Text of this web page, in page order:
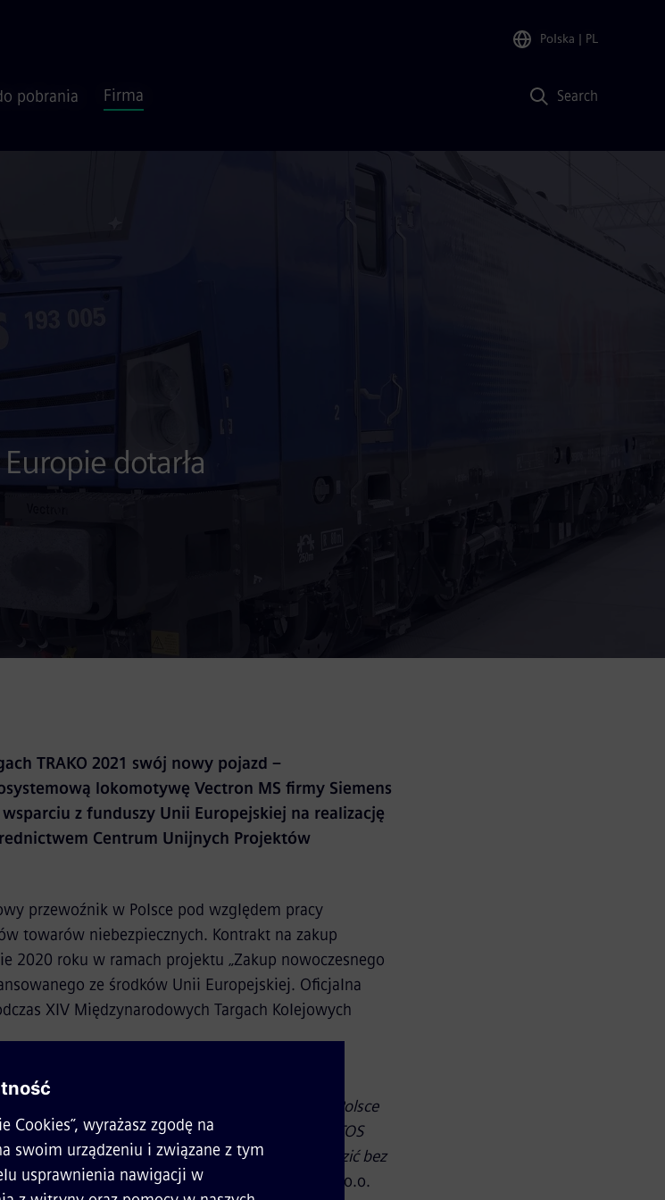
Polska | PL
pobrania Firma Search
dotarła
TRAKO 2021 swój nowy pojazd –
lokomotywę Vectron MS firmy Siemens
z funduszy Unii Europejskiej na realizację
Centrum Unijnych Projektów
przewoźnik w Polsce pod względem pracy
towarów niebezpiecznych. Kontrakt na zakup
2020 roku w ramach projektu „Zakup nowoczesnego
ze środków Unii Europejskiej. Oficjalna
XIV Międzynarodowych Targach Kolejowych
zaprezentować nowy pojazd dla LOTOS Kolej.
o wsparciu transportu intermodalnego, który w Polsce
procent rok do roku. To pokazuje, że LOTOS
inwestując w nowoczesny tabor mogący jeździć bez
Celiński, prezes Siemens Mobility Sp. z o.o.